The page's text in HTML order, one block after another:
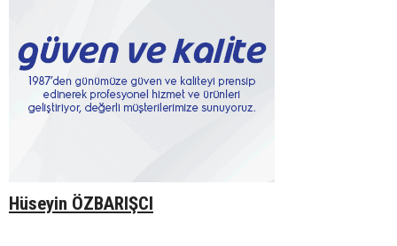
Hüseyin ÖZBARIŞCI